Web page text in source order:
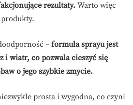
rezultaty. Warto więc
– formuła sprayu jest
i wiatr, co pozwala cieszyć się
o jego szybkie zmycie.
prosta i wygodna, co czyni